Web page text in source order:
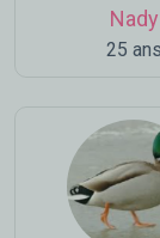
Nady
25 ans